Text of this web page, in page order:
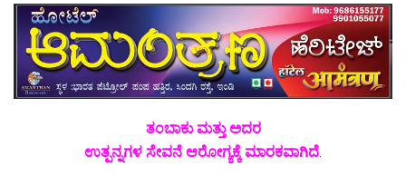
ತಂಬಾಕು ಮತ್ತು ಅದರ
ಉತ್ಪನ್ನಗಳ ಸೇವನೆ ಆರೋಗ್ಯಕ್ಕೆ ಮಾರಕವಾಗಿದೆ.